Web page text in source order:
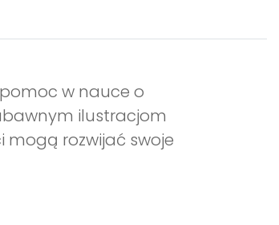
w nauce o
ilustracjom
mogą rozwijać swoje